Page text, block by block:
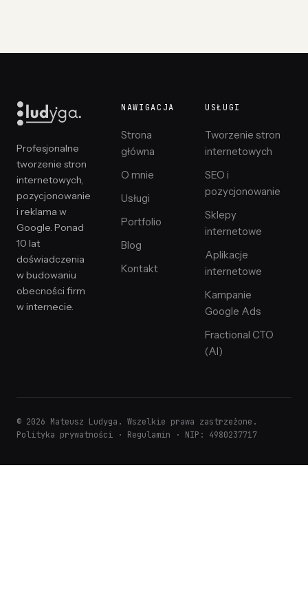
Profesjonalne
tworzenie stron
internetowych,
pozycjonowanie
i reklama w
Google. Ponad
10 lat
doświadczenia
w budowaniu
obecności firm
w internecie.
NAWIGACJA
Strona
główna
O mnie
Usługi
Portfolio
Blog
Kontakt
USŁUGI
Tworzenie stron
internetowych
SEO i
pozycjonowanie
Sklepy
internetowe
Aplikacje
internetowe
Kampanie
Google Ads
Fractional CTO
(AI)
© 2026 Mateusz Ludyga. Wszelkie prawa zastrzeżone.
Polityka prywatności · Regulamin · NIP: 4980237717